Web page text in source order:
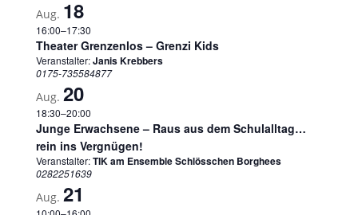
Aug. 18
16:00–17:30
Theater Grenzenlos – Grenzi Kids
Veranstalter:Janis Krebbers
0175-735584877
Aug. 20
18:30–20:00
Junge Erwachsene – Raus aus dem Schulalltag…
rein ins Vergnügen!
Veranstalter:TIK am Ensemble Schlösschen Borghees
0282251639
Aug. 21